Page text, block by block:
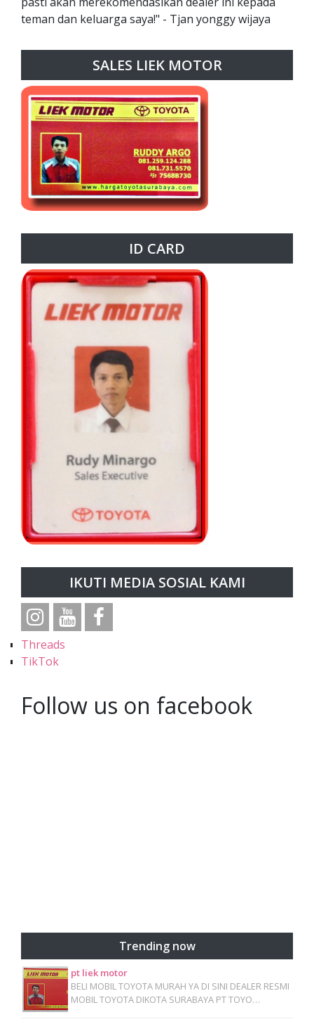
teman dan keluarga saya!" - Tjan yonggy wijaya
SALES LIEK MOTOR
ID CARD
IKUTI MEDIA SOSIAL KAMI
Threads
TikTok
Follow us on facebook
Trending now
pt liek motor
BELI MOBIL TOYOTA MURAH YA DI SINI DEALER RESMI
MOBIL TOYOTA DIKOTA SURABAYA PT TOYO…